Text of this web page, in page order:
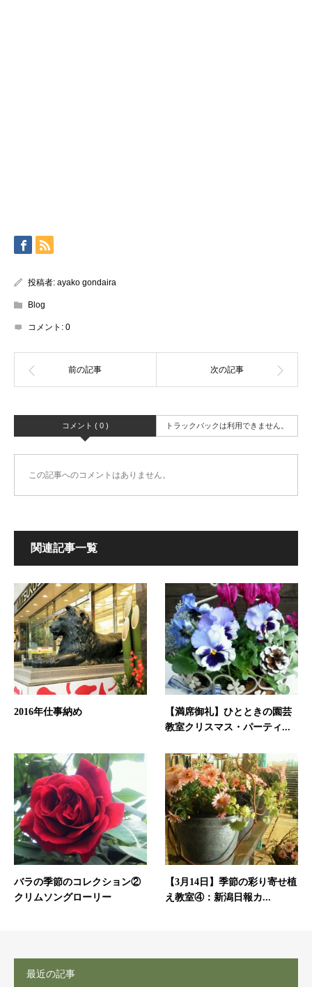
投稿者: ayako gondaira
Blog
コメント: 0
コメント ( 0 ) トラックバックは利用できません。
この記事へのコメントはありません。
関連記事一覧
2016年仕事納め
【満席御礼】ひとときの園芸
教室クリスマス・パーティ...
バラの季節のコレクション②
クリムソングローリー
【3月14日】季節の彩り寄せ植
え教室④：新潟日報カ...
最近の記事